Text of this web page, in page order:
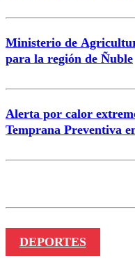
Ministerio de
para la región de Ñuble
Alerta por calor
Temprana Preventiva
DEPORTES